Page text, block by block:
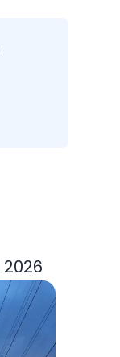
Guia
per què
2026